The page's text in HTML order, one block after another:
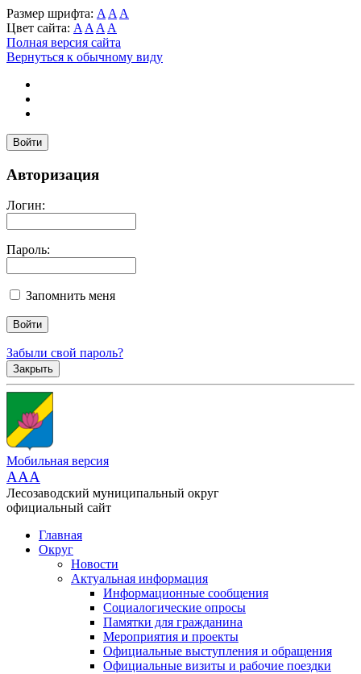
Размер шрифта: A A A
Цвет сайта: A A A A
Полная версия сайта
Вернуться к обычному виду
Войти
Авторизация
Логин:
Пароль:
Запомнить меня
Забыли свой пароль?
Закрыть
Мобильная версия
AAA
Лесозаводский муниципальный округ
официальный сайт
Главная
Округ
Новости
Актуальная информация
Информационные сообщения
Социалогические опросы
Памятки для гражданина
Мероприятия и проекты
Официальные выступления и обращения
Официальные визиты и рабочие поездки